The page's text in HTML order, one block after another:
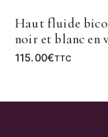
Haut fluide
noir et blanc en
115.00€TTC